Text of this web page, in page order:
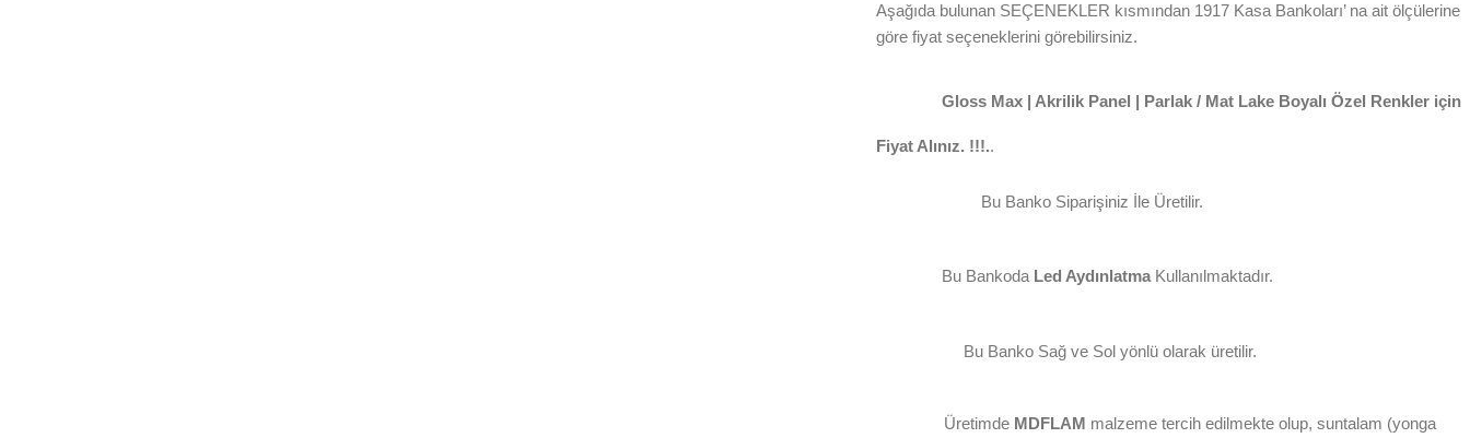
Aşağıda bulunan SEÇENEKLER kısmından 1917 Kasa Bankoları’ na ait ölçülerine
göre fiyat seçeneklerini görebilirsiniz.
Gloss Max | Akrilik Panel | Parlak / Mat Lake Boyalı Özel Renkler için
Fiyat Alınız. !!!..
Bu Banko Siparişiniz İle Üretilir.
Bu Bankoda Led Aydınlatma Kullanılmaktadır.
Bu Banko Sağ ve Sol yönlü olarak üretilir.
Üretimde MDFLAM malzeme tercih edilmekte olup, suntalam (yonga